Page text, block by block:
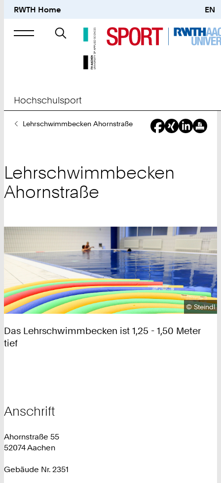
RWTH Home EN
Suche
nach
Hochschulsport
SieLehrschwimmbecken Ahornstraße
Lehrschwimmbecken
Ahornstraße
©Steindl
Das Lehrschwimmbecken ist 1,25 - 1,50 Meter
tief
Anschrift
Ahornstraße 55
52074 Aachen
Gebäude Nr. 2351